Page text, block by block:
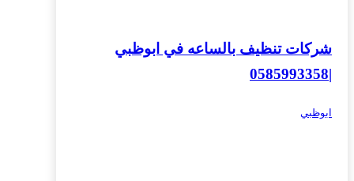
شركات تنظيف بالساعه في ابوظبي
|0585993358
ابوظبي